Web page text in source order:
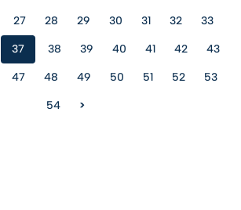
27 28 29 30 31 32 33
37 38 39 40 41 42 43
47 48 49 50 51 52 53
54 >